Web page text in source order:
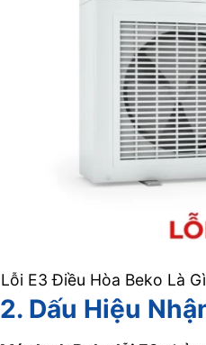
Lỗi E3 Điều Hòa Beko Là
2. Dấu Hiệu